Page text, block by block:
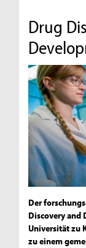
Drug
Der
Discovery and
Universität zu
zu einem